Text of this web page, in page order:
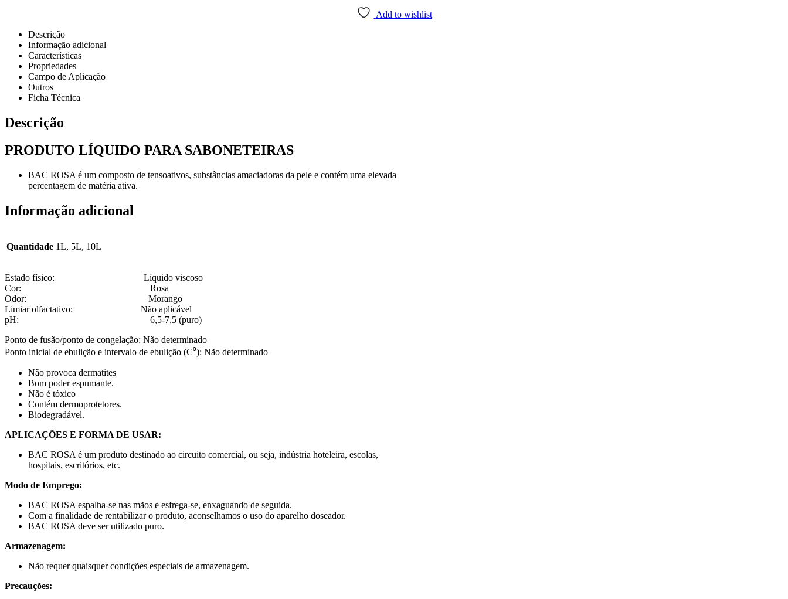
Add to wishlist
Descrição
Informação adicional
Características
Propriedades
Campo de Aplicação
Outros
Ficha Técnica
Descrição
PRODUTO LÍQUIDO PARA SABONETEIRAS
BAC ROSA é um composto de tensoativos, substâncias amaciadoras da pele e contém uma elevada
percentagem de matéria ativa.
Informação adicional
Quantidade 1L, 5L, 10L
Estado físico: Líquido viscoso
Cor: Rosa
Odor: Morango
Limiar olfactativo: Não aplicável
pH: 6,5-7,5 (puro)
Ponto de fusão/ponto de congelação: Não determinado
Ponto inicial de ebulição e intervalo de ebulição (C⁰): Não determinado
Não provoca dermatites
Bom poder espumante.
Não é tóxico
Contém dermoprotetores.
Biodegradável.
APLICAÇÕES E FORMA DE USAR:
BAC ROSA é um produto destinado ao circuito comercial, ou seja, indústria hoteleira, escolas,
hospitais, escritórios, etc.
Modo de Emprego:
BAC ROSA espalha-se nas mãos e esfrega-se, enxaguando de seguida.
Com a finalidade de rentabilizar o produto, aconselhamos o uso do aparelho doseador.
BAC ROSA deve ser utilizado puro.
Armazenagem:
Não requer quaisquer condições especiais de armazenagem.
Precauções: